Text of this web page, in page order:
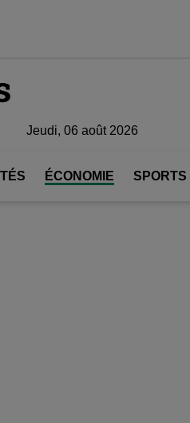
Jeudi, 06 août 2026
ÉCONOMIE SPORTS